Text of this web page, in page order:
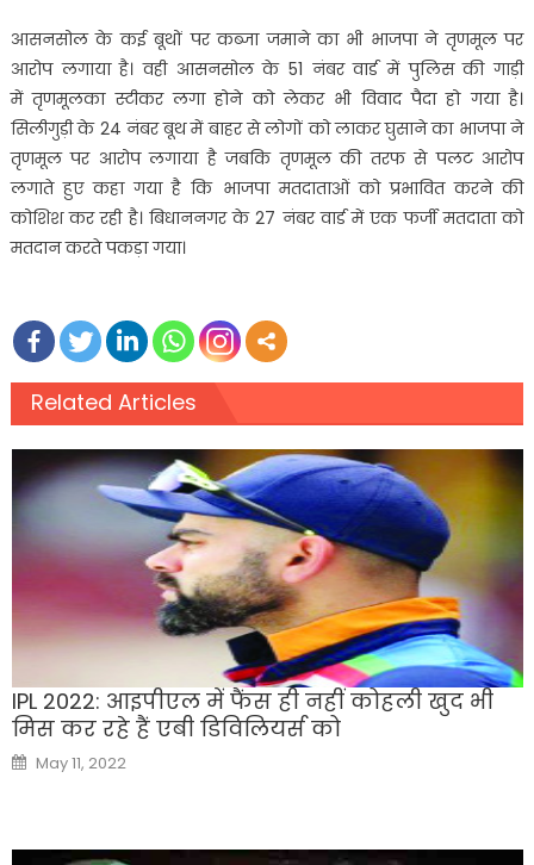
आसनसोल के कई बूथों पर कब्जा जमाने का भी भाजपा ने तृणमूल पर
आरोप लगाया है। वही आसनसोल के 51 नंबर वार्ड में पुलिस की गाड़ी
में तृणमूलका स्टीकर लगा होने को लेकर भी विवाद पैदा हो गया है।
सिलीगुड़ी के 24 नंबर बूथ में बाहर से लोगों को लाकर घुसाने का भाजपा ने
तृणमूल पर आरोप लगाया है जबकि तृणमूल की तरफ से पलट आरोप
लगाते हुए कहा गया है कि भाजपा मतदाताओं को प्रभावित करने की
कोशिश कर रही है। बिधाननगर के 27 नंबर वार्ड में एक फर्जी मतदाता को
मतदान करते पकड़ा गया।
Related Articles
IPL 2022: आइपीएल में फैंस ही नहीं कोहली खुद भी
मिस कर रहे हैं एबी डिविलियर्स को
Posted
on
May 11, 2022